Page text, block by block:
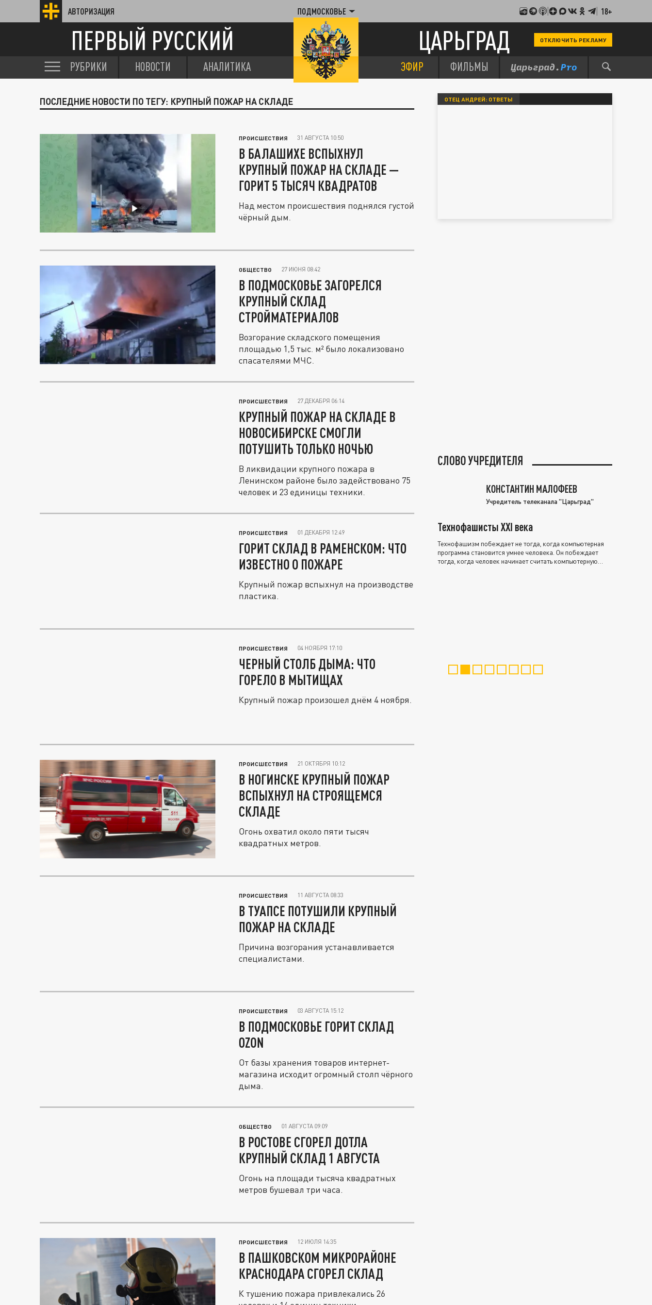
АВТОРИЗАЦИЯ ПОДМОСКОВЬЕ 18+
ПЕРВЫЙ РУССКИЙ ЦАРЬГРАД ОТКЛЮЧИТЬ РЕКЛАМУ
РУБРИКИ НОВОСТИ АНАЛИТИКА ЭФИР ФИЛЬМЫ
ПОСЛЕДНИЕ НОВОСТИ ПО ТЕГУ: КРУПНЫЙ ПОЖАР НА СКЛАДЕ
ПРОИСШЕСТВИЯ 31 АВГУСТА 10:50
В БАЛАШИХЕ ВСПЫХНУЛ
КРУПНЫЙ ПОЖАР НА СКЛАДЕ —
ГОРИТ 5 ТЫСЯЧ КВАДРАТОВ
Над местом происшествия поднялся густой
чёрный дым.
ОБЩЕСТВО 27 ИЮНЯ 08:42
В ПОДМОСКОВЬЕ ЗАГОРЕЛСЯ
КРУПНЫЙ СКЛАД
СТРОЙМАТЕРИАЛОВ
Возгорание складского помещения
площадью 1,5 тыс. м² было локализовано
спасателями МЧС.
ПРОИСШЕСТВИЯ 27 ДЕКАБРЯ 06:14
КРУПНЫЙ ПОЖАР НА СКЛАДЕ В
НОВОСИБИРСКЕ СМОГЛИ
ПОТУШИТЬ ТОЛЬКО НОЧЬЮ
В ликвидации крупного пожара в
Ленинском районе было задействовано 75
человек и 23 единицы техники.
ПРОИСШЕСТВИЯ 01 ДЕКАБРЯ 12:49
ГОРИТ СКЛАД В РАМЕНСКОМ: ЧТО
ИЗВЕСТНО О ПОЖАРЕ
Крупный пожар вспыхнул на производстве
пластика.
ПРОИСШЕСТВИЯ 04 НОЯБРЯ 17:10
ЧЕРНЫЙ СТОЛБ ДЫМА: ЧТО
ГОРЕЛО В МЫТИЩАХ
Крупный пожар произошел днём 4 ноября.
ПРОИСШЕСТВИЯ 21 ОКТЯБРЯ 10:12
В НОГИНСКЕ КРУПНЫЙ ПОЖАР
ВСПЫХНУЛ НА СТРОЯЩЕМСЯ
СКЛАДЕ
Огонь охватил около пяти тысяч
квадратных метров.
ПРОИСШЕСТВИЯ 11 АВГУСТА 08:33
В ТУАПСЕ ПОТУШИЛИ КРУПНЫЙ
ПОЖАР НА СКЛАДЕ
Причина возгорания устанавливается
специалистами.
ПРОИСШЕСТВИЯ 03 АВГУСТА 15:12
В ПОДМОСКОВЬЕ ГОРИТ СКЛАД
OZON
От базы хранения товаров интернет-
магазина исходит огромный столп чёрного
дыма.
ОБЩЕСТВО 01 АВГУСТА 09:09
В РОСТОВЕ СГОРЕЛ ДОТЛА
КРУПНЫЙ СКЛАД 1 АВГУСТА
Огонь на площади тысяча квадратных
метров бушевал три часа.
ПРОИСШЕСТВИЯ 12 ИЮЛЯ 14:35
В ПАШКОВСКОМ МИКРОРАЙОНЕ
КРАСНОДАРА СГОРЕЛ СКЛАД
К тушению пожара привлекались 26
ОТЕЦ АНДРЕЙ: ОТВЕТЫ
СЛОВО УЧРЕДИТЕЛЯ
КОНСТАНТИН МАЛОФЕЕВ
Учредитель телеканала "Царьград"
Технофашисты XXI века
Технофашизм побеждает не тогда, когда компьютерная
программа становится умнее человека. Он побеждает
тогда, когда человек начинает считать компьютерную